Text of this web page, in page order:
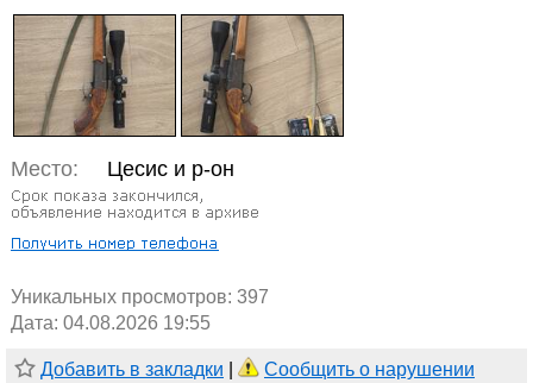
Место: Цесис и р-он
Уникальных просмотров: 397
Дата: 04.08.2026 19:55
Добавить в закладки Сообщить о нарушении